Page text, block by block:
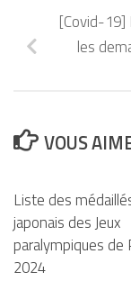
[Covid-19]
les
VOUS
Liste des
japonais des Jeux
paralympiques de
2024